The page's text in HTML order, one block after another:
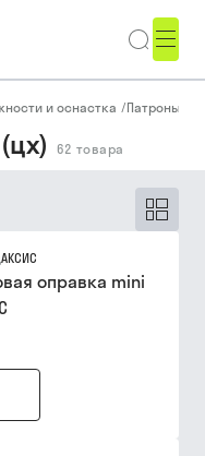
и оснастка /Патроны,
62 товара
АКСИС
оправка mini